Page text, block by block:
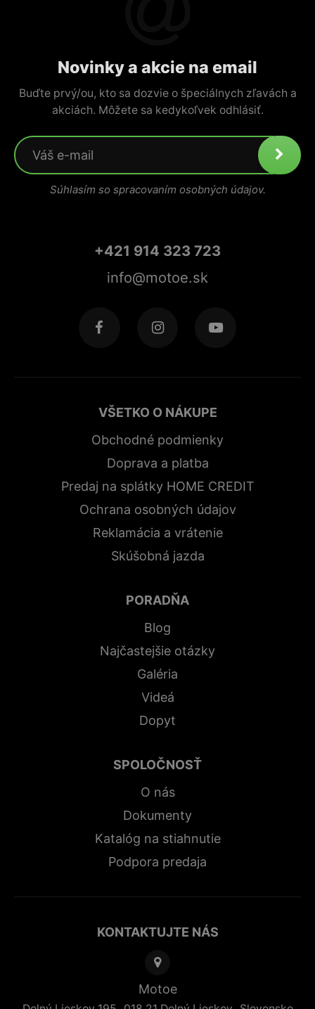
Novinky a akcie na email
Buďte prvý/ou, kto sa dozvie o špeciálnych zľavách a
akciách. Môžete sa kedykoľvek odhlásiť.
Súhlasím so spracovaním osobných údajov.
+421 914 323 723
info@motoe.sk
VŠETKO O NÁKUPE
Obchodné podmienky
Doprava a platba
Predaj na splátky HOME CREDIT
Ochrana osobných údajov
Reklamácia a vrátenie
Skúšobná jazda
PORADŇA
Blog
Najčastejšie otázky
Galéria
Videá
Dopyt
SPOLOČNOSŤ
O nás
Dokumenty
Katalóg na stiahnutie
Podpora predaja
KONTAKTUJTE NÁS
Motoe